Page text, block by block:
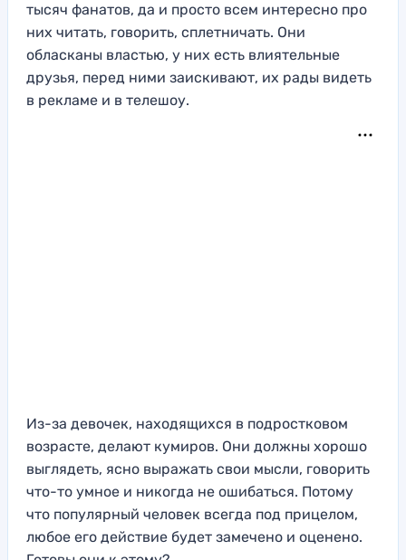
тысяч фанатов, да и просто всем интересно про
них читать, говорить, сплетничать. Они
обласканы властью, у них есть влиятельные
друзья, перед ними заискивают, их рады видеть
в рекламе и в телешоу.
Из-за девочек, находящихся в подростковом
возрасте, делают кумиров. Они должны хорошо
выглядеть, ясно выражать свои мысли, говорить
что-то умное и никогда не ошибаться. Потому
что популярный человек всегда под прицелом,
любое его действие будет замечено и оценено.